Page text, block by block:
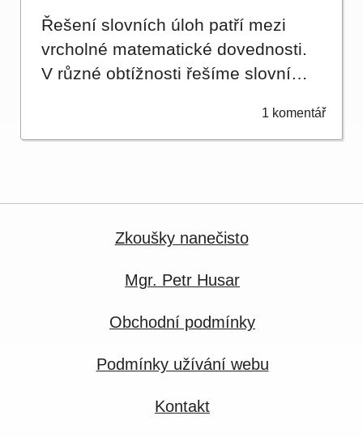
Řešení slovních úloh patří mezi
vrcholné matematické dovednosti.
V různé obtížnosti řešíme slovní…
1 komentář
Zkoušky nanečisto
Mgr. Petr Husar
Obchodní podmínky
Podmínky užívání webu
Kontakt